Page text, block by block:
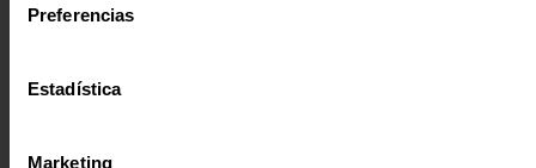
Preferencias
Estadística
Marketing